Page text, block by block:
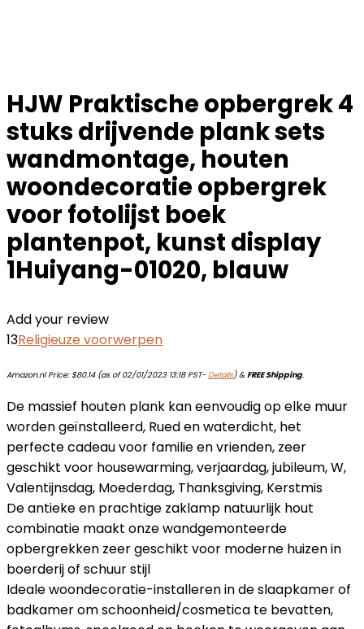
HJW Praktische opbergrek 4
stuks drijvende plank sets
wandmontage, houten
woondecoratie opbergrek
voor fotolijst boek
plantenpot, kunst display
1Huiyang-01020, blauw
Add your review
13Religieuze voorwerpen
Amazon.nl Price: $80.14(as of 02/01/2023 13:18 PST-Details)&FREE Shipping.
De massief houten plank kan eenvoudig op elke muur
worden geïnstalleerd, Rued en waterdicht, het
perfecte cadeau voor familie en vrienden, zeer
geschikt voor housewarming, verjaardag, jubileum, W,
Valentijnsdag, Moederdag, Thanksgiving, Kerstmis
De antieke en prachtige zaklamp natuurlijk hout
combinatie maakt onze wandgemonteerde
opbergrekken zeer geschikt voor moderne huizen in
boerderij of schuur stijl
Ideale woondecoratie-installeren in de slaapkamer of
badkamer om schoonheid/cosmetica te bevatten,